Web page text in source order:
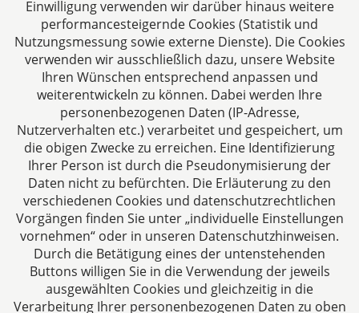
steuerstrafrecht.pro
Aachen
Jülicher Straße 215
52070 Aachen
Deutschland
Tel: +49 241 94621-0
Fax: +49 241 94621-111
E-Mail:kanzlei@dhk-law.com
Über uns
Ihr Partner für Steuerberater, Wirtschaftsprüfer und
Rechtsanwälte.
Einwilligung verwenden wir darüber hinaus weitere
performancesteigernde Cookies (Statistik und
Nutzungsmessung sowie externe Dienste). Die Cookies
verwenden wir ausschließlich dazu, unsere Website
Ihren Wünschen entsprechend anpassen und
weiterentwickeln zu können. Dabei werden Ihre
personenbezogenen Daten (IP-Adresse,
Nutzerverhalten etc.) verarbeitet und gespeichert, um
die obigen Zwecke zu erreichen. Eine Identifizierung
Ihrer Person ist durch die Pseudonymisierung der
Daten nicht zu befürchten. Die Erläuterung zu den
verschiedenen Cookies und datenschutzrechtlichen
Vorgängen finden Sie unter „individuelle Einstellungen
vornehmen“ oder in unseren Datenschutzhinweisen.
Durch die Betätigung eines der untenstehenden
Buttons willigen Sie in die Verwendung der jeweils
ausgewählten Cookies und gleichzeitig in die
Verarbeitung Ihrer personenbezogenen Daten zu oben